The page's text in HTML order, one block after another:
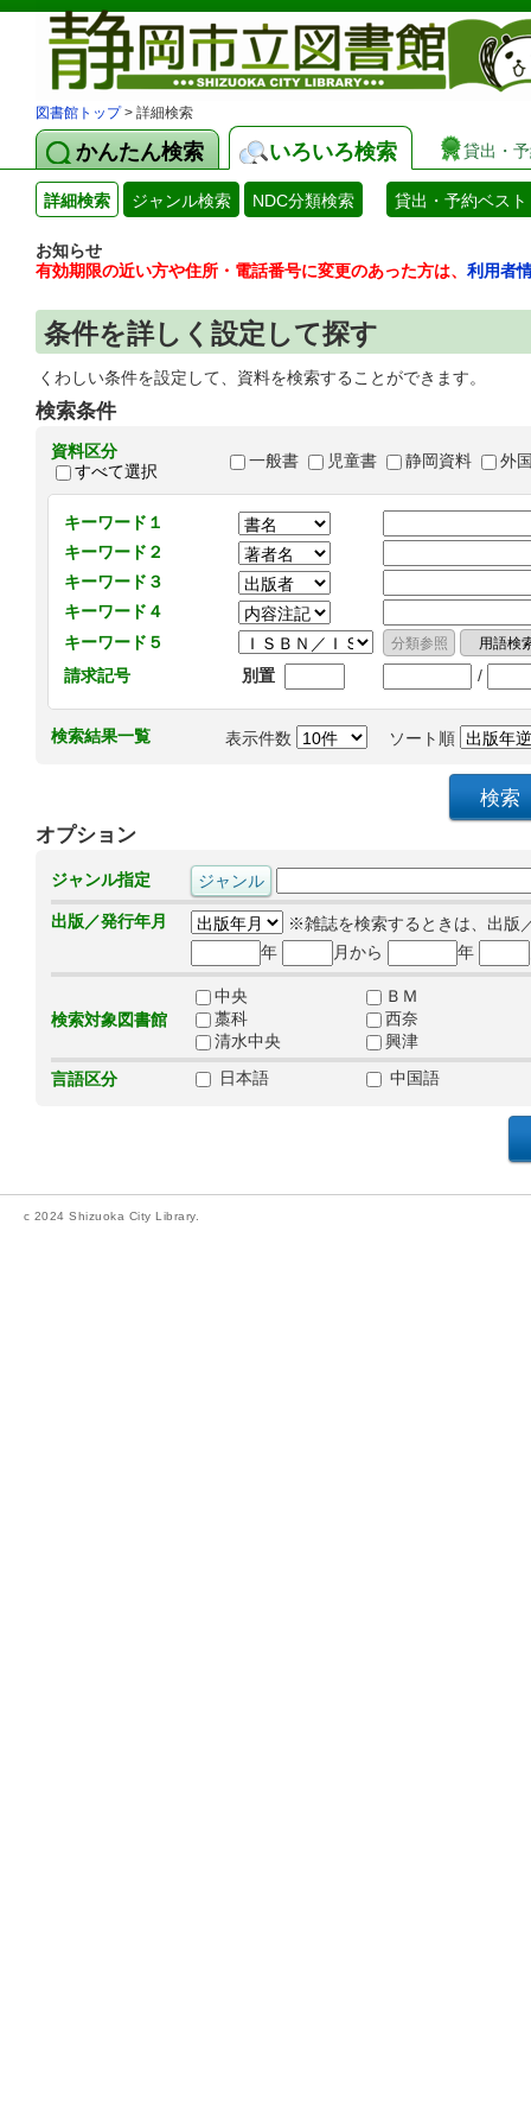
図書館トップ> 詳細検索
かんたん検索 いろいろ検索 貸出・
詳細検索 ジャンル検索 NDC分類検索 貸出・予約ベスト
お知らせ
有効期限の近い方や住所・電話番号に変更のあった方は、 利用者
条件を詳しく設定して探す
くわしい条件を設定して、資料を検索することができます。
検索条件
資料区分
すべて選択
一般書 児童書 静岡資料 外
キーワード１
キーワード２
キーワード３
キーワード４
キーワード５
請求記号
別置 /
検索結果一覧 表示件数 ソート順
オプション
ジャンル指定
出版／発行年月
※雑誌を検索するときは、出版
年
月から 年
検索対象図書館
中央
ＢＭ
藁科
西奈
清水中央
興津
言語区分
日本語 中国語
c 2024 Shizuoka City Library.